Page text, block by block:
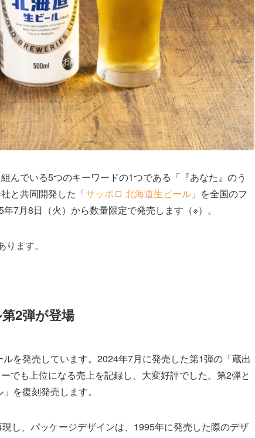
んでいる5つのキーワードの1つである「『あなた』のう
と共同開発した「サッポロ 北海道生ビール 」を全国のフ
7月8日（火）から数量限定で発売します（※）。
ます。
2弾が登場
を発売しています。2024年7月に発売した第1弾の「蔵出
でも上位になる売上を記録し、大変好評でした。第2弾と
を復刻発売します。
し、パッケージデザインは、1995年に発売した際のデザ